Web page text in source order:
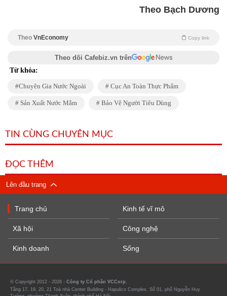
Theo Bạch Dương
Theo VnEconomy Copy link
Theo dõi Cafebiz.vn trên
Từ khóa:
Chuyên Gia Nước Ngoài Cục An Toàn Thực Phẩm
Sản Xuất Nước Mắm Bảo Vệ Người Tiêu Dùng
TIN CÙNG CHUYÊN MỤC
ĐỌC THÊM
Lên đầu trang
Trang chủ
Xã hội
Kinh doanh
Kinh tế vĩ mô
Công nghệ
Sống
© Copyright 2012 - 2026 - Công ty Cổ phần VCCorp.
Tầng 17, 19, 20, 21 Toà nhà Center Building - Hapulico Complex, Số 01, phố Nguyễn Huy